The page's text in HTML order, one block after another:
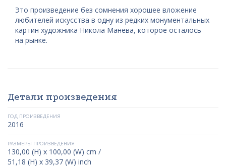
Это произведение без сомнения хорошее вложение
любителей искусства в одну из редких монументальных
картин художника Никола Манева, которое осталось
на рынке.
Детали произведения
ГОД ПРОИЗВЕДЕНИЯ
2016
РАЗМЕРЫ ПРОИЗВЕДЕНИЯ
130,00 (H) x 100,00 (W) cm /
51,18 (H) x 39,37 (W) inch